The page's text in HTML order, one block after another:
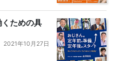
ための具
2021年10月27日